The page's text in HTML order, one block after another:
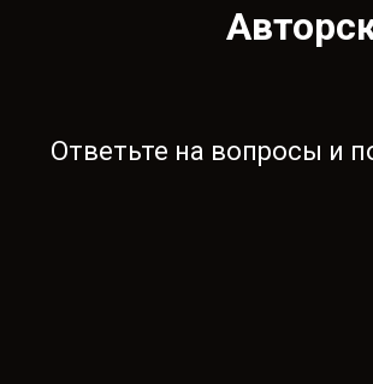
Ответьте на вопросы и